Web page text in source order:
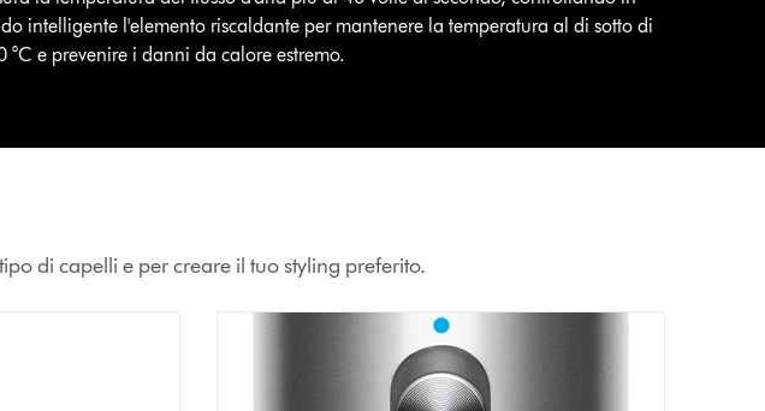
intelligente l'elemento riscaldante per mantenere la temperatura al di sotto di
°C e prevenire i danni da calore estremo.
di capelli e per creare il tuo styling preferito.